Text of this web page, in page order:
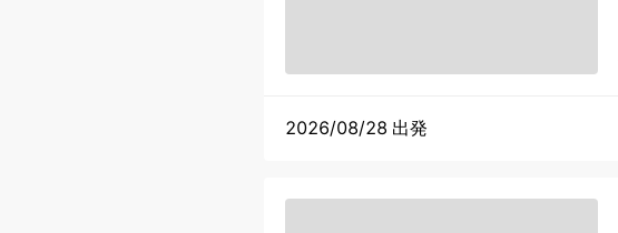
2026/08/28 出発